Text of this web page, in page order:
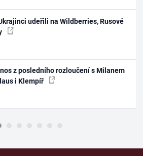
udeřili na Wildberries, Rusové
z posledního rozloučení s Milanem
i Klempíř